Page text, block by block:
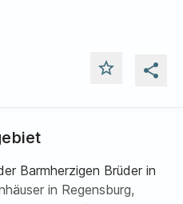
star_outline share
Barmherzigen Brüder in
in Regensburg,